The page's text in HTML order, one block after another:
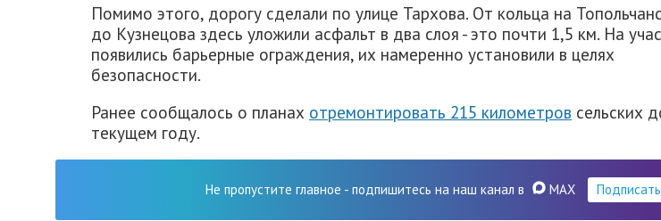
Помимо этого, дорогу сделали по улице Тархова. От кольца на
до Кузнецова здесь уложили асфальт в два слоя - это почти 1,5 км. На
появились барьерные ограждения, их намеренно установили в целях
безопасности.
Ранее сообщалось о планах отремонтировать 215 километров сельских
текущем году.
Не пропустите главное - подпишитесь на наш канал в MAX